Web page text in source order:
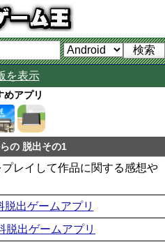
を表示
めアプリ
の 脱出その1
レイして作品に関する感想や
出ゲームアプリ
脱出ゲームアプリ